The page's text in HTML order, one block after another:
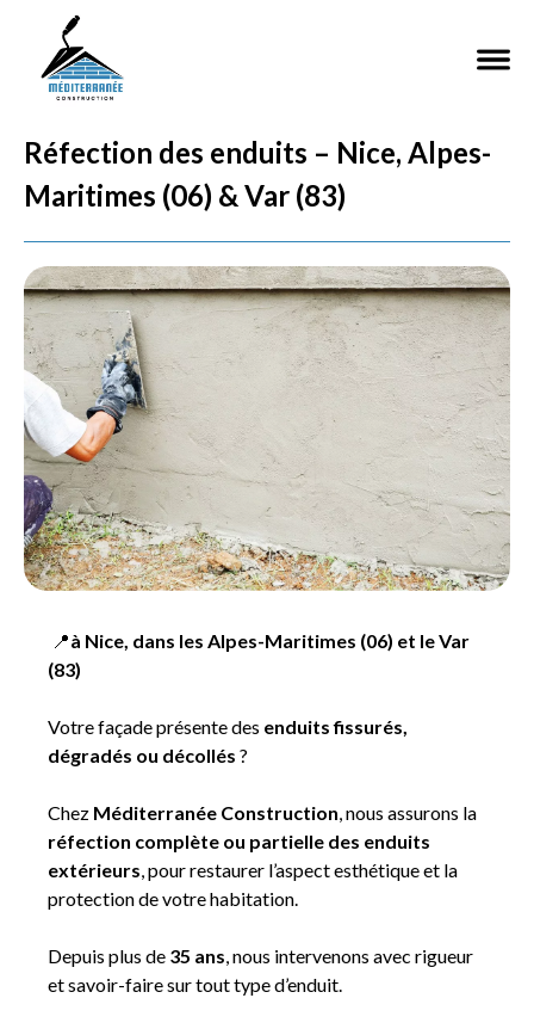
Réfection des enduits – Nice, Alpes-
Maritimes (06) & Var (83)
📍à Nice, dans les Alpes-Maritimes (06) et le Var
(83)
Votre façade présente des enduits fissurés,
dégradés ou décollés ?
Chez Méditerranée Construction, nous assurons la
réfection complète ou partielle des enduits
extérieurs, pour restaurer l’aspect esthétique et la
protection de votre habitation.
Depuis plus de 35 ans, nous intervenons avec rigueur
et savoir-faire sur tout type d’enduit.